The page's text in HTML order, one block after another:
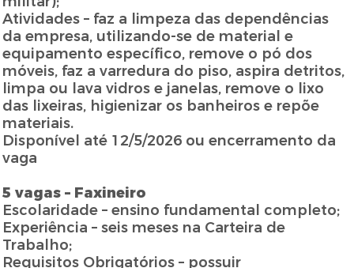
Atividades – faz a limpeza das dependências
da empresa, utilizando-se de material e
equipamento específico, remove o pó dos
móveis, faz a varredura do piso, aspira detritos,
limpa ou lava vidros e janelas, remove o lixo
das lixeiras, higienizar os banheiros e repõe
materiais.
Disponível até 12/5/2026 ou encerramento da
vaga
5 vagas – Faxineiro
Escolaridade – ensino fundamental completo;
Experiência – seis meses na Carteira de
Trabalho;
Requisitos Obrigatórios – possuir